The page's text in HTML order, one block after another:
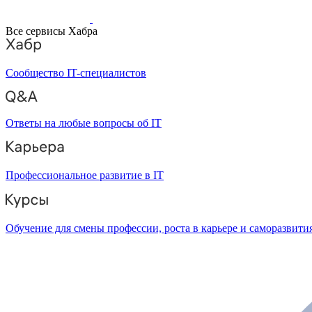
Все сервисы Хабра
Сообщество IT-специалистов
Ответы на любые вопросы об IT
Профессиональное развитие в IT
Обучение для смены профессии, роста в карьере и